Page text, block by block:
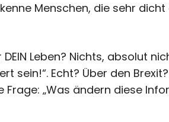
Menschen, die sehr
Leben? Nichts, absolut
Echt? Über den
„Was ändern diese